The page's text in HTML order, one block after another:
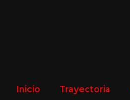
Inicio Trayectoria